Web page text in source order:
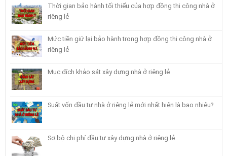
Thời gian bảo hành tối thiểu của hợp đồng thi công nhà ở
riêng lẻ
Mức tiền giữ lại bảo hành trong hợp đồng thi công nhà ở
riêng lẻ
Mục đích khảo sát xây dựng nhà ở riêng lẻ
Suất vốn đầu tư nhà ở riêng lẻ mới nhất hiện là bao nhiêu?
Sơ bộ chi phí đầu tư xây dựng nhà ở riêng lẻ